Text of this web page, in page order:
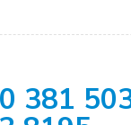
381